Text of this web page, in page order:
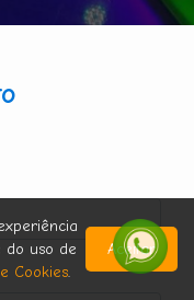
do uso de
Cookies.
Aceitar